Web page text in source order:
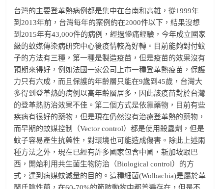
台灣的主要登革熱病例都是集中在台南和高雄，從1999年
到2013年前，台灣每年的案例約在2000件以下，結果沒想
到2015年有43,000件的病例，經過慘痛經驗，今年成立國家
級的蚊媒傳染病研究中心後疫情較為好轉。目前能夠對付蚊
子的方法有三種，第一種是製造疫苗，但是疫苗的效果沒有
預期來得好，例如法國一家公司上市一種登革熱疫苗，保護
力只有六成，而且保護的年齡層只能在9歲到45歲，台灣大
多得到登革熱的病例以高年齡層居多，因此該疫苗對於台灣
的登革熱防治效果不佳。第二個方式是依靠藥物，目前有些
疾病有很好的藥物，但是現在仍然沒有治療登革熱的藥物，
而早期的蚊媒控制（Vector control）都是使用殺蟲劑，但是
蚊子容易產生抗藥性，對環境也可能造成傷害。除此上述兩
種方法之外，現在已經有許多國家包含中國，新加坡跟巴
西，開始利用共生菌生物防治（Biological control）的方
式，達到病媒蚊減量的目的。這種細菌(Wolbachia)是屬於革